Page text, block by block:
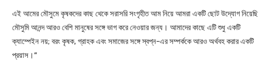
এই আমের মৌসুমে কৃষকদের কাছ থেকে সরাসরি সংগৃহীত আম নিয়ে আমরা একটি ছোট উদ্যোগ নিয়েছি
মৌসুমি আনন্দ আরও বেশি মানুষের সঙ্গে ভাগ করে নেওয়ার জন্য। আমাদের কাছে এটি শুধু একটি
ক্যাম্পেইন নয়; বরং কৃষক, গ্রাহক এবং সমাজের সঙ্গে স্বপ্ন-এর সম্পর্ককে আরও অর্থবহ করার একটি
প্রয়াস।”